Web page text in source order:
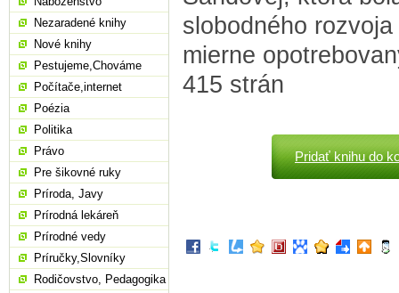
slobodného
mierne
415 strán
Pridať knihu do
Nezaradené knihy
Nové knihy
Pestujeme,Chováme
Počítače,internet
Poézia
Politika
Právo
Pre šikovné ruky
Príroda, Javy
Prírodná lekáreň
Prírodné vedy
Príručky,Slovníky
Rodičovstvo, Pedagogika